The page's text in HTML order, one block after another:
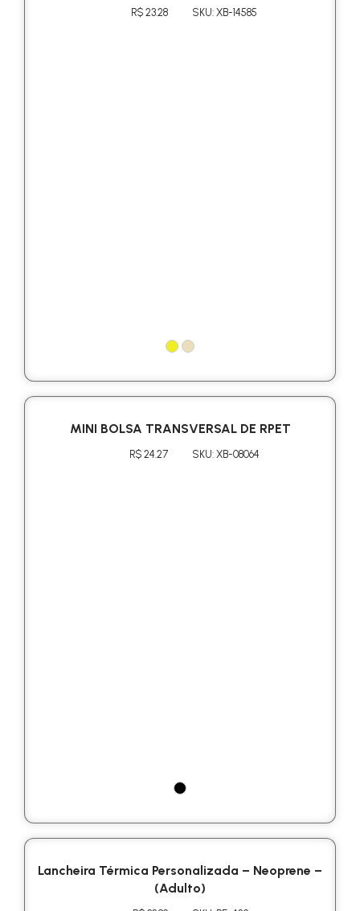
R$ 23.28 SKU: XB-14585
MINI BOLSA TRANSVERSAL DE RPET
R$ 24.27 SKU: XB-08064
Lancheira Térmica Personalizada – Neoprene –
(Adulto)